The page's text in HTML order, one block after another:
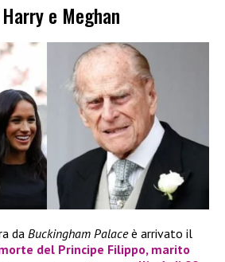
e Meghan
da Buckingham Palaceè arrivato il
del Principe Filippo, marito